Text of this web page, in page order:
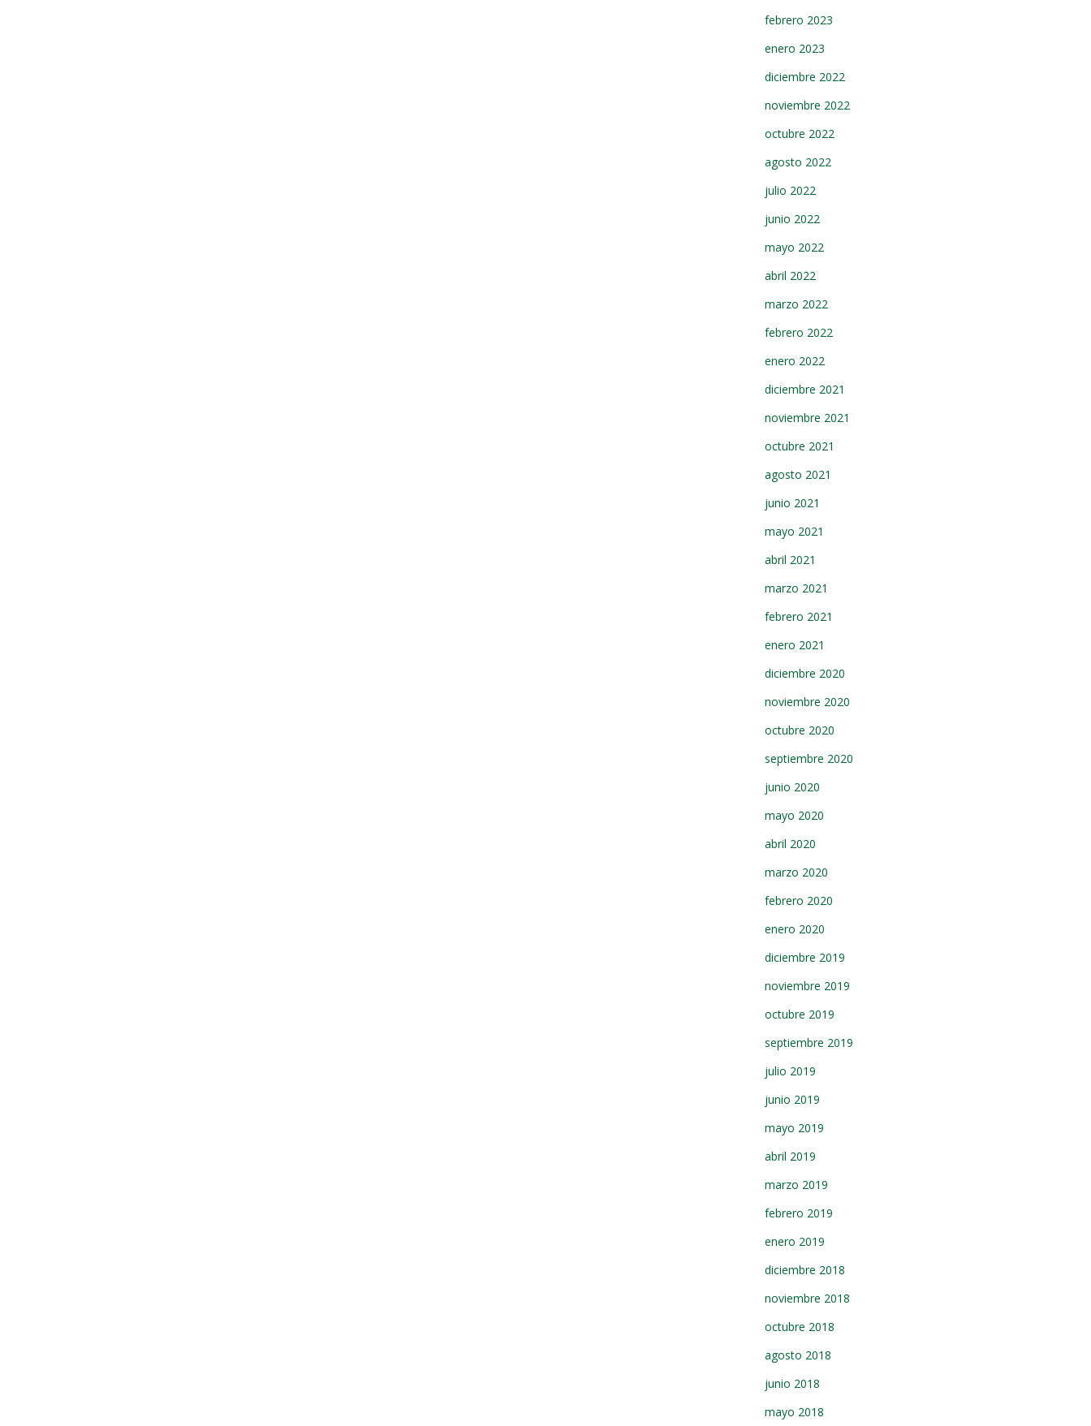
febrero 2023
enero 2023
diciembre 2022
noviembre 2022
octubre 2022
agosto 2022
julio 2022
junio 2022
mayo 2022
abril 2022
marzo 2022
febrero 2022
enero 2022
diciembre 2021
noviembre 2021
octubre 2021
agosto 2021
junio 2021
mayo 2021
abril 2021
marzo 2021
febrero 2021
enero 2021
diciembre 2020
noviembre 2020
octubre 2020
septiembre 2020
junio 2020
mayo 2020
abril 2020
marzo 2020
febrero 2020
enero 2020
diciembre 2019
noviembre 2019
octubre 2019
septiembre 2019
julio 2019
junio 2019
mayo 2019
abril 2019
marzo 2019
febrero 2019
enero 2019
diciembre 2018
noviembre 2018
octubre 2018
agosto 2018
junio 2018
mayo 2018